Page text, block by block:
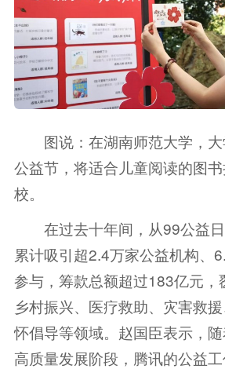
图说：在湖南师范大学，大
公益节，将适合儿童阅读的图
校。
在过去十年间，从99公益日
累计吸引超2.4万家公益机构、
参与，筹款总额超过183亿元，
乡村振兴、医疗救助、灾害救
怀倡导等领域。赵国臣表示，
高质量发展阶段，腾讯的公益